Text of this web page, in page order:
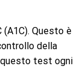
Questo è
della
questo test ogni